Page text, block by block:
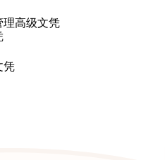
理高级文凭
凭